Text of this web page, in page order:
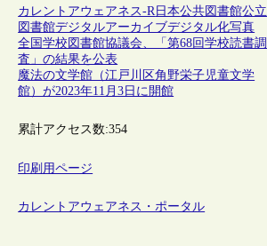
カレントアウェアネス-R日本公共図書館公立
図書館デジタルアーカイブデジタル化写真
全国学校図書館協議会、「第68回学校読書調
査」の結果を公表
魔法の文学館（江戸川区角野栄子児童文学
館）が2023年11月3日に開館
累計アクセス数:354
印刷用ページ
カレントアウェアネス・ポータル